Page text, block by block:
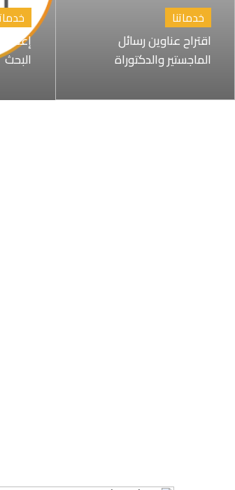
خدماتنا
اقتراح عناوين رسائل
الماجستير والدكتوراة
البحث